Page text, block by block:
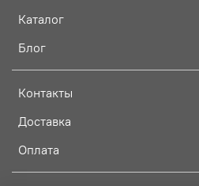
Каталог
Блог
Контакты
Доставка
Оплата